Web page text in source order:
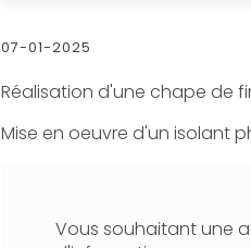
07-01-2025
Réalisation d'une chape de
Mise en oeuvre d'un isolant
Vous souhaitant une